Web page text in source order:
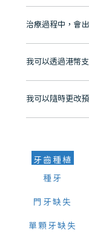
至今已服務超過三
市市民極高的口碑
有咨詢及服務保障
不會！只要未開始
治療過程中，會
不會，治療前我們
我可以透過港幣
可以。維港口腔會
我可以隨時更改
可以，請盡早通過
牙齒種植
種牙
門牙缺失
單顆牙缺失